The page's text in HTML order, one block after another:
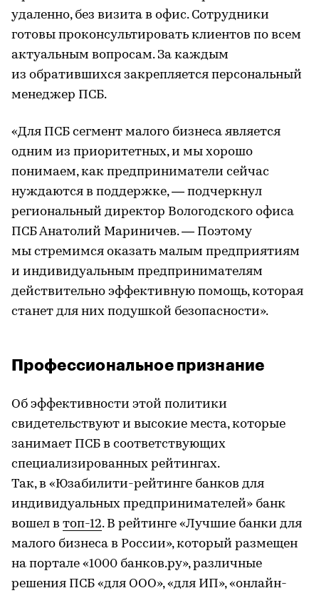
удаленно, без визита в офис. Сотрудники
готовы проконсультировать клиентов по всем
актуальным вопросам. За каждым
из обратившихся закрепляется персональный
менеджер ПСБ.
«Для ПСБ сегмент малого бизнеса является
одним из приоритетных, и мы хорошо
понимаем, как предприниматели сейчас
нуждаются в поддержке, — подчеркнул
региональный директор Вологодского офиса
ПСБ Анатолий Мариничев. — Поэтому
мы стремимся оказать малым предприятиям
и индивидуальным предпринимателям
действительно эффективную помощь, которая
станет для них подушкой безопасности».
Профессиональное признание
Об эффективности этой политики
свидетельствуют и высокие места, которые
занимает ПСБ в соответствующих
специализированных рейтингах.
Так, в «Юзабилити-рейтинге банков для
индивидуальных предпринимателей» банк
вошел в топ-12. В рейтинге «Лучшие банки для
малого бизнеса в России», который размещен
на портале «1000 банков.ру», различные
решения ПСБ «для ООО», «для ИП», «онлайн-